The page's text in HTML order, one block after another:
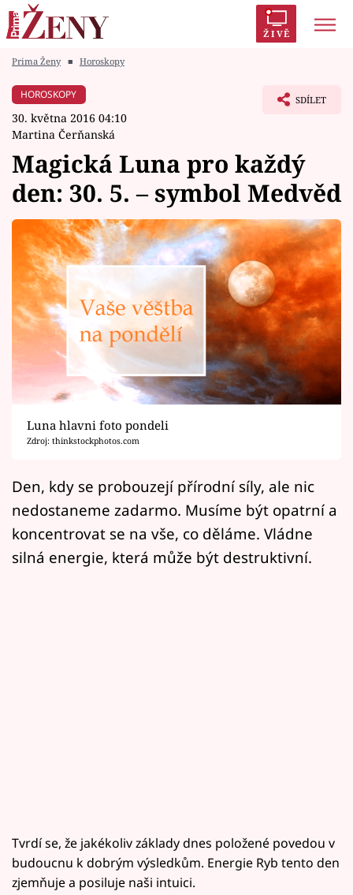
ŽIVĚ
Módní alarm
Témata
Celebrity
Vztahy
Seriály
Horoskopy
Sledujte prima+
Filmový festival Karlovy Vary
Mámy sobě
Přihlášení
Prima Ženy ■ Horoskopy
HOROSKOPY
30. května 2016 04:10
Martina Čerňanská
SDÍLET
Magická Luna pro každý
den: 30. 5. – symbol Medvěd
Luna hlavni foto pondeli
Zdroj: thinkstockphotos.com
Den, kdy se probouzejí přírodní síly, ale nic
nedostaneme zadarmo. Musíme být opatrní a
koncentrovat se na vše, co děláme. Vládne
silná energie, která může být destruktivní.
Tvrdí se, že jakékoliv základy dnes položené povedou v
budoucnu k dobrým výsledkům. Energie Ryb tento den
zjemňuje a posiluje naši intuici.